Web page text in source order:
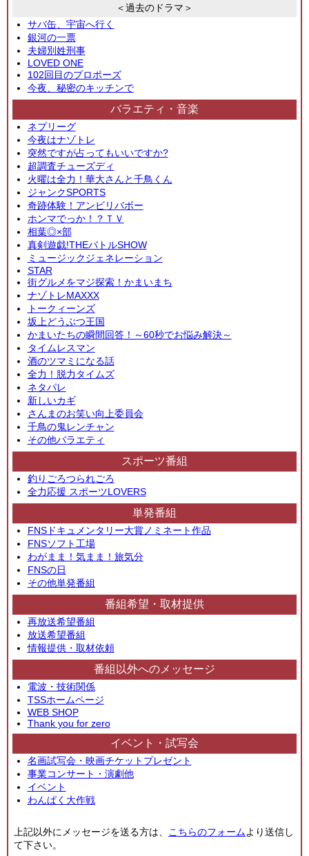
＜過去のドラマ＞
サバ缶、宇宙へ行く
銀河の一票
夫婦別姓刑事
LOVED ONE
102回目のプロポーズ
今夜、秘密のキッチンで
バラエティ・音楽
ネプリーグ
今夜はナゾトレ
突然ですが占ってもいいですか?
超調査チューズディ
火曜は全力！華大さんと千鳥くん
ジャンクSPORTS
奇跡体験！アンビリバボー
ホンマでっか！？ＴＶ
相葉◎×部
真剣遊戯!THEバトルSHOW
ミュージックジェネレーション
STAR
街グルメをマジ探索！かまいまち
ナゾトレMAXXX
トークィーンズ
坂上どうぶつ王国
かまいたちの瞬間回答！～60秒でお悩み解決～
タイムレスマン
酒のツマミになる話
全力！脱力タイムズ
ネタパレ
新しいカギ
さんまのお笑い向上委員会
千鳥の鬼レンチャン
その他バラエティ
スポーツ番組
釣りごろつられごろ
全力応援 スポーツLOVERS
単発番組
FNSドキュメンタリー大賞ノミネート作品
FNSソフト工場
わがまま！気まま！旅気分
FNSの日
その他単発番組
番組希望・取材提供
再放送希望番組
放送希望番組
情報提供・取材依頼
番組以外へのメッセージ
電波・技術関係
TSSホームページ
WEB SHOP
Thank you for zero
イベント・試写会
名画試写会・映画チケットプレゼント
事業コンサート・演劇他
イベント
わんぱく大作戦
上記以外にメッセージを送る方は、 こちらのフォームより送信し
て下さい。